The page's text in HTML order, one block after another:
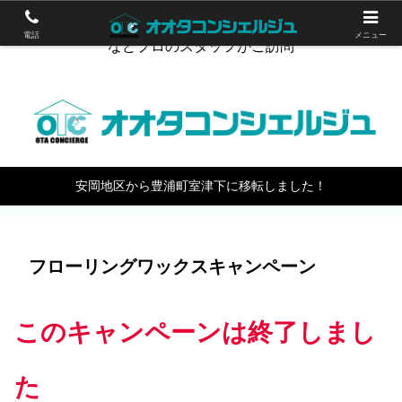
下関のハウスクリーニング。エアコン掃除やワックスがけ
などプロのスタッフがご訪問
安岡地区から豊浦町室津下に移転しました！
フローリングワックスキャンペーン
このキャンペーンは終了しまし
た
電話 メニュー